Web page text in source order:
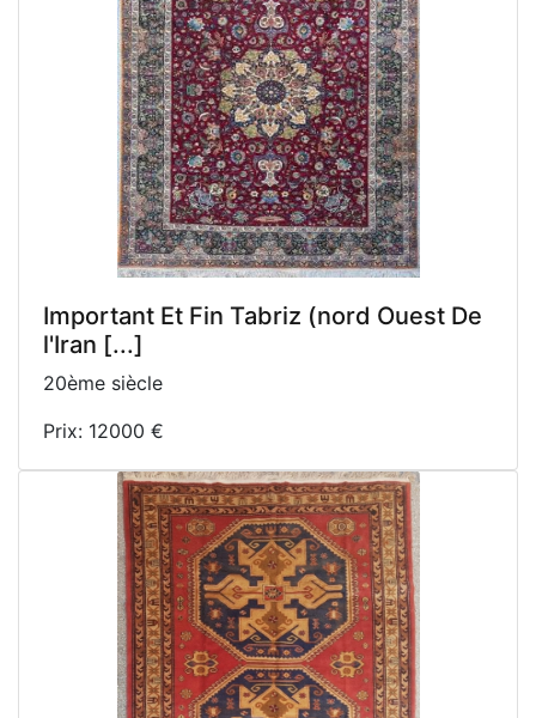
Important Et Fin Tabriz (nord Ouest De
l'Iran [...]
20ème siècle
Prix: 12000 €